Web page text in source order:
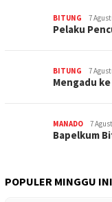
BITUNG 7
Pelaku
BITUNG 7
Mengadu
MANADO 7
‎Bapelkum
POPULER MINGGU INI